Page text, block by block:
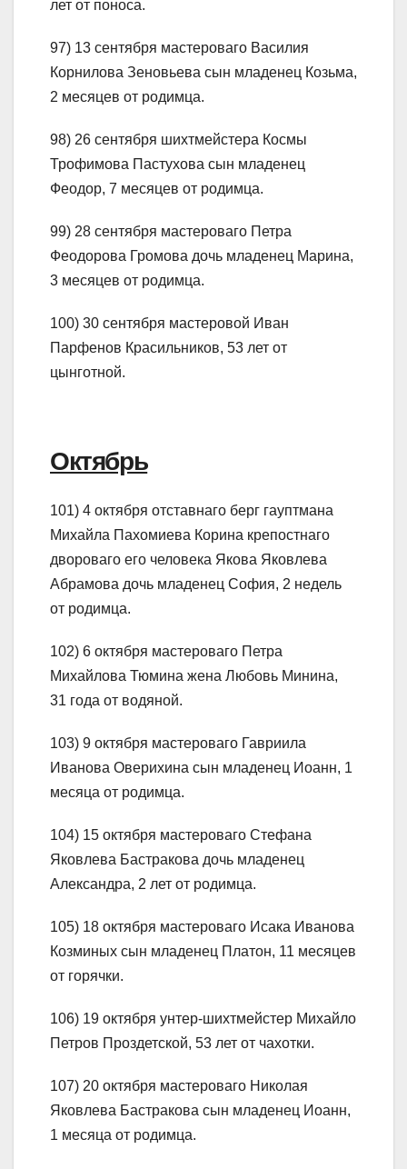
лет от поноса.
97) 13 сентября мастероваго Василия
Корнилова Зеновьева сын младенец Козьма,
2 месяцев от родимца.
98) 26 сентября шихтмейстера Космы
Трофимова Пастухова сын младенец
Феодор, 7 месяцев от родимца.
99) 28 сентября мастероваго Петра
Феодорова Громова дочь младенец Марина,
3 месяцев от родимца.
100) 30 сентября мастеровой Иван
Парфенов Красильников, 53 лет от
цынготной.
Октябрь
101) 4 октября отставнаго берг гауптмана
Михайла Пахомиева Корина крепостнаго
двороваго его человека Якова Яковлева
Абрамова дочь младенец София, 2 недель
от родимца.
102) 6 октября мастероваго Петра
Михайлова Тюмина жена Любовь Минина,
31 года от водяной.
103) 9 октября мастероваго Гавриила
Иванова Оверихина сын младенец Иоанн, 1
месяца от родимца.
104) 15 октября мастероваго Стефана
Яковлева Бастракова дочь младенец
Александра, 2 лет от родимца.
105) 18 октября мастероваго Исака Иванова
Козминых сын младенец Платон, 11 месяцев
от горячки.
106) 19 октября унтер-шихтмейстер Михайло
Петров Проздетской, 53 лет от чахотки.
107) 20 октября мастероваго Николая
Яковлева Бастракова сын младенец Иоанн,
1 месяца от родимца.